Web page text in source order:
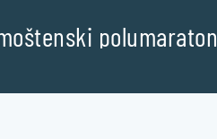
polumaraton